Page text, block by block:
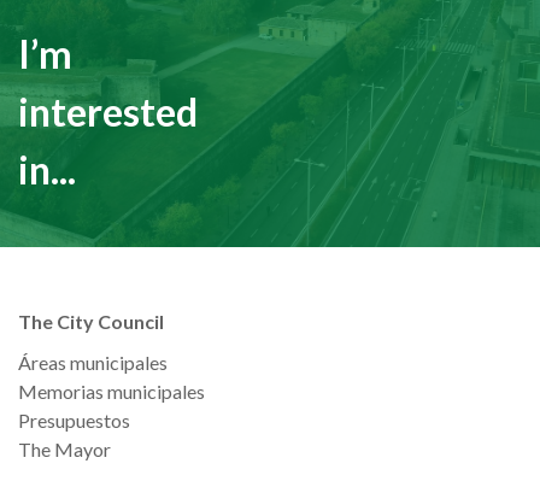
I’m
interested
in...
The City Council
Áreas municipales
Memorias municipales
Presupuestos
The Mayor